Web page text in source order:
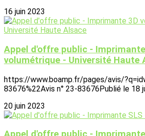
16 juin 2023
Appel d'offre public -
volumétrique - Université Haute
https://www.boamp.fr/pages/avis/
83676%22Avis n° 23-83676Publié le 18
20 juin 2023